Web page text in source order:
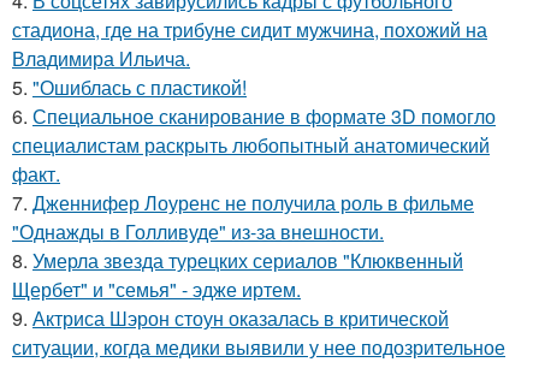
стадиона, где на трибуне сидит мужчина, похожий на
Владимира Ильича.
5. "Ошиблась с пластикой!
6. Специальное сканирование в формате 3D помогло
специалистам раскрыть любопытный анатомический
факт.
7. Дженнифер Лоуренс не получила роль в фильме
"Однажды в Голливуде" из-за внешности.
8. Умерла звезда турецких сериалов "Клюквенный
Щербет" и "семья" - эдже иртем.
9. Актриса Шэрон стоун оказалась в критической
ситуации, когда медики выявили у нее подозрительное